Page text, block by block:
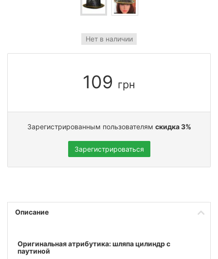
Нет в наличии
109 грн
Зарегистрированным пользователям скидка 3%
Зарегистрироваться
Описание
Оригинальная атрибутика: шляпа цилиндр с
паутиной